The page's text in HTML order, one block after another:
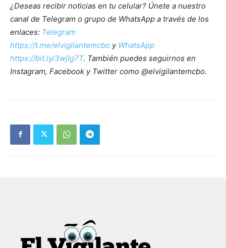
¿Deseas recibir noticias en tu celular? Únete a nuestro
canal de Telegram o grupo de WhatsApp a través de los
enlaces: Telegram
https://t.me/elvigilantemcbo y WhatsApp
https://bit.ly/3wjIg7T. También puedes seguirnos en
Instagram, Facebook y Twitter como @elvigilantemcbo.